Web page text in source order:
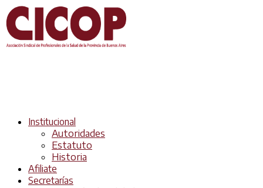
Institucional
Autoridades
Estatuto
Historia
Afiliate
Secretarías